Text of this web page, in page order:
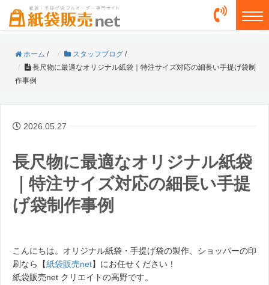
ホーム / スタッフブログ /
長尺物に最適なオリジナル紙袋｜特注サイズ対応の細長い手提げ袋制
作事例
2026.05.27
長尺物に最適なオリジナル紙袋
｜特注サイズ対応の細長い手提
げ袋制作事例
こんにちは。オリジナル紙袋・手提げ袋の製作、ショッパーの印
刷なら【紙袋販売net】にお任せください！
紙袋販売net クリエイトの高野です。